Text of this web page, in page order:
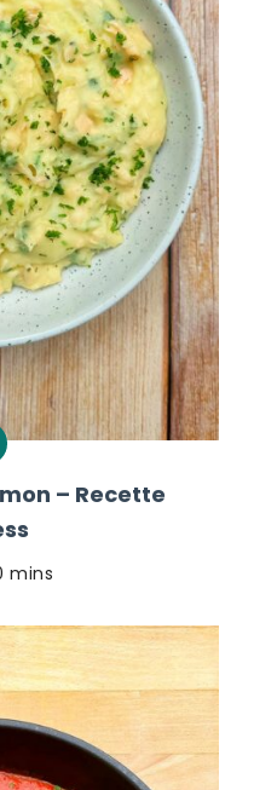
– Recette
mins